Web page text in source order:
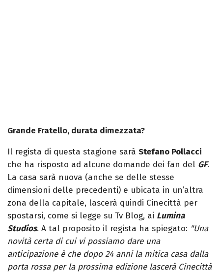
Grande Fratello, durata dimezzata?
Il regista di questa stagione sarà Stefano Pollacci
che ha risposto ad alcune domande dei fan del GF.
La casa sarà nuova (anche se delle stesse
dimensioni delle precedenti) e ubicata in un’altra
zona della capitale, lascerà quindi Cinecittà per
spostarsi, come si legge su Tv Blog, ai Lumina
Studios. A tal proposito il regista ha spiegato: "Una
novità certa di cui vi possiamo dare una
anticipazione è che dopo 24 anni la mitica casa dalla
porta rossa per la prossima edizione lascerà Cinecittà